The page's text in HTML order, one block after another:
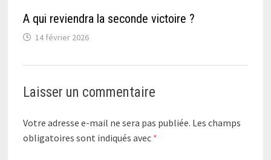
A qui reviendra la seconde victoire ?
14 février 2026
Laisser un commentaire
Votre adresse e-mail ne sera pas publiée. Les champs
obligatoires sont indiqués avec *